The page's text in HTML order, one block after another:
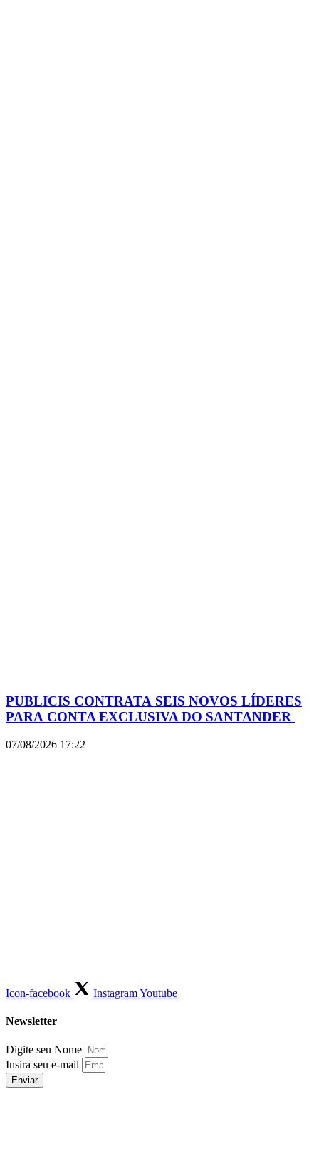
PUBLICIS CONTRATA SEIS NOVOS LÍDERES
PARA CONTA EXCLUSIVA DO SANTANDER
07/08/2026 17:22
Icon-facebook InstagramYoutube
Newsletter
Digite seu Nome
Insira seu e-mail
Enviar